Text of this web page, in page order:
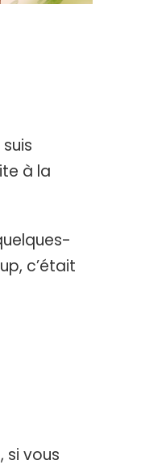
à la
c’était
si vous